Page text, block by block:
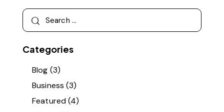
Categories
Blog (3)
Business (3)
Featured(4)